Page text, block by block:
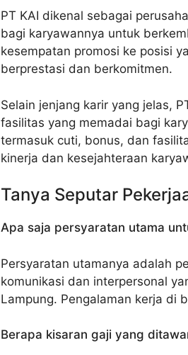
PT KAI dikenal sebagai
bagi karyawannya untuk
kesempatan promosi ke posisi
berprestasi dan berkomitmen.
Selain jenjang karir yang jelas,
fasilitas yang memadai bagi
termasuk cuti, bonus, dan
kinerja dan kesejahteraan
Tanya Seputar
Apa saja persyaratan utama
Persyaratan utamanya adalah
komunikasi dan interpersonal
Lampung. Pengalaman kerja di
Berapa kisaran gaji yang